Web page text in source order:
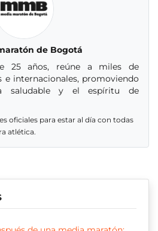
de Bogotá
25 años, reúne a miles de
e internacionales, promoviendo
saludable y el espíritu de
oficiales para estar al día con todas
atlética.